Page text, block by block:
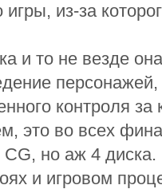
из-за
и то не везде
персонажей,
контроля за
это во всех
но аж 4 диска.
и игровом